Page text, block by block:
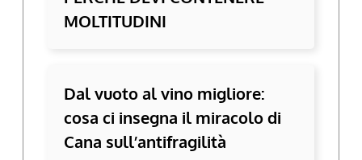
MOLTITUDINI
Dal vuoto al vino migliore:
cosa ci insegna il miracolo di
Cana sull’antifragilità